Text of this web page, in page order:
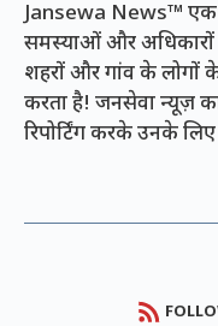
Jansewa News™ एक
समस्याओं और अधिकारों
शहरों और गांव के लोगों
करता है! जनसेवा न्यूज़ का
रिपोर्टिंग करके उनके